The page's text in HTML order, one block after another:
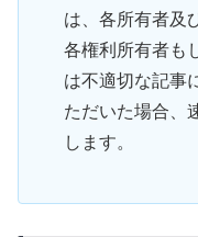
は、各所有者及
各権利所有者も
は不適切な記事
ただいた場合、
します。